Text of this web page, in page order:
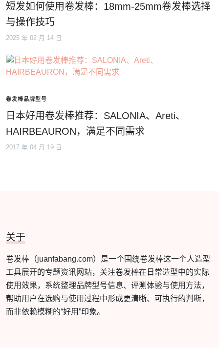
短发如何使用卷发棒：18mm-25mm卷发棒选择
与操作技巧
2025 年 02 月 14 日
卷发棒品牌型号
日本好用卷发棒推荐：SALONIA、Areti、
HAIRBEAURON，满足不同需求
2017 年 04 月 19 日
关于
卷发棒（juanfabang.com）是一个围绕卷发棒这一个人造型
工具展开的专题资讯网站，关注卷发棒在日常造型中的实际
使用效果，系统整理品牌型号信息、评测体验与使用方法，
帮助用户在选购与使用过程中形成更清晰、可执行的判断，
而非依赖模糊的“好用”印象。